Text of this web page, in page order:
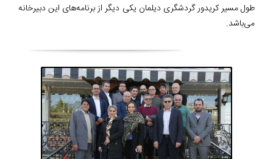
طول مسیر کریدور گردشگری دیلمان یکی دیگر از برنامه‌های این دبیرخانه
می‌باشد.